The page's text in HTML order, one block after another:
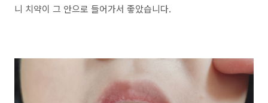
니 치약이 그 안으로 들어가서 좋았습니다.